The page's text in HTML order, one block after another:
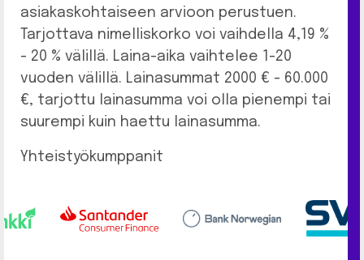
asiakaskohtaiseen arvioon perustuen.
Tarjottava nimelliskorko voi vaihdella 4,19 %
- 20 % välillä. Laina-aika vaihtelee 1-20
vuoden välillä. Lainasummat 2000 € - 60.000
€, tarjottu lainasumma voi olla pienempi tai
suurempi kuin haettu lainasumma.
Yhteistyökumppanit